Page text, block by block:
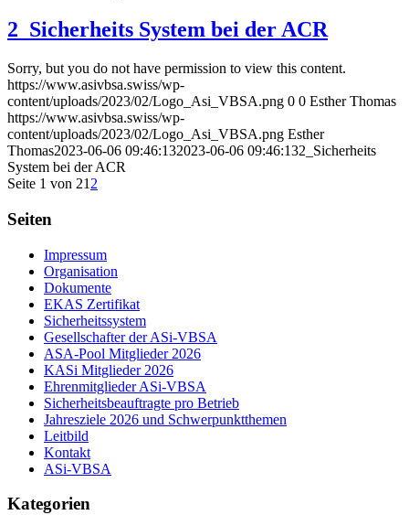
2_Sicherheits System bei der ACR
Sorry, but you do not have permission to view this content.
https://www.asivbsa.swiss/wp-
content/uploads/2023/02/Logo_Asi_VBSA.png 0 0 Esther Thomas
https://www.asivbsa.swiss/wp-
content/uploads/2023/02/Logo_Asi_VBSA.png Esther
Thomas2023-06-06 09:46:132023-06-06 09:46:132_Sicherheits
System bei der ACR
Seite 1 von 21 2
Seiten
Impressum
Organisation
Dokumente
EKAS Zertifikat
Sicherheitssystem
Gesellschafter der ASi-VBSA
ASA-Pool Mitglieder 2026
KASi Mitglieder 2026
Ehrenmitglieder ASi-VBSA
Sicherheitsbeauftragte pro Betrieb
Jahresziele 2026 und Schwerpunktthemen
Leitbild
Kontakt
ASi-VBSA
Kategorien